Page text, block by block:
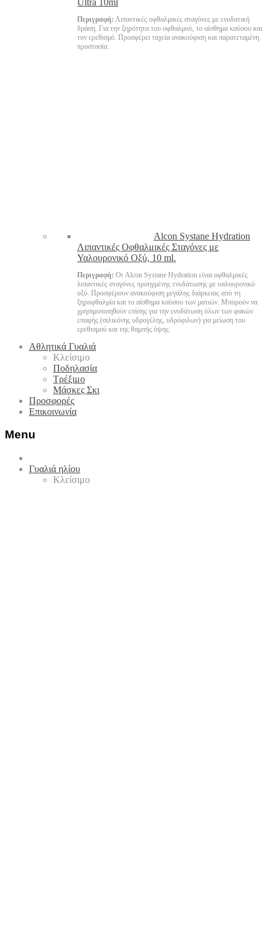
Περιγραφή: Λιπαντικές οφθαλμικές σταγόνες με ενυδατική
δράση. Για την ξηρότητα του οφθαλμού, το αίσθημα καύσου και
τον ερεθισμό. Προσφέρει ταχεία ανακούφιση και παρατεταμένη
προστασία.
Alcon Systane Hydration
Λιπαντικές Οφθαλμικές Σταγόνες με
Υαλουρονικό Οξύ, 10 ml.
Περιγραφή: Οι Alcon Systane Hydration είναι οφθαλμικές
λιπαντικές σταγόνες προηγμένης ενυδάτωσης με υαλουρονικό
οξύ. Προσφέρουν ανακούφιση μεγάλης διάρκειας από τη
ξηροφθαλμία και το αίσθημα καύσου των ματιών. Μπορούν να
χρησιμοποιηθούν επίσης για την ενυδάτωση όλων των φακών
επαφής (σιλικόνης υδρογέλης, υδρόφιλων) για μείωση του
ερεθισμού και της θαμπής όψης.
Αθλητικά Γυαλιά
Κλείσιμο
Ποδηλασία
Τρέξιμο
Μάσκες Σκι
Προσφορές
Επικοινωνία
Menu
Skip
Γυαλιά ηλίου
Κλείσιμο